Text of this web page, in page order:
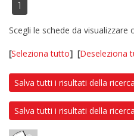
1
Scegli le schede da visualizzare
[Seleziona tutto] [Deseleziona
Salva tutti i risultati della ricerca
Salva tutti i risultati della